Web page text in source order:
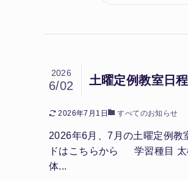
土曜定例教室日
2026
6/02
2026年7月1日 すべてのお知らせ
2026年6月、7月の土曜定例
ドはこちらから 学習種目 太
体...